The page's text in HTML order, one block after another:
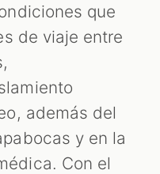
que
de viaje entre
además del
y en la
Con el